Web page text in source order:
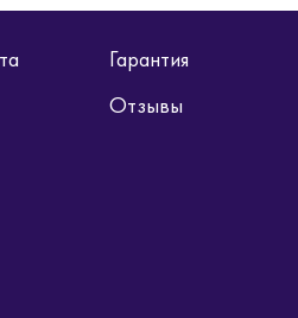
Гарантия
Отзывы